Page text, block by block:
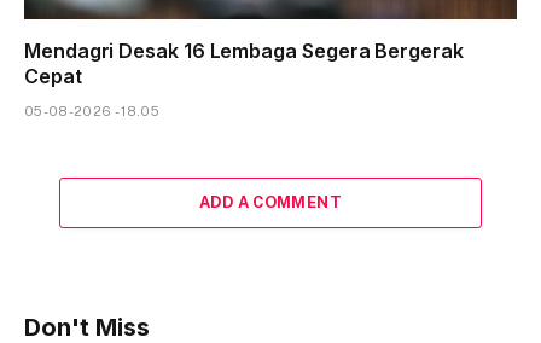
Mendagri Desak 16 Lembaga Segera Bergerak
Cepat
05-08-2026 - 18.05
ADD A COMMENT
Don't Miss